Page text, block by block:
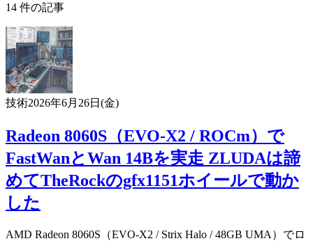
14 件の記事
技術2026年6月26日(金)
Radeon 8060S（EVO-X2 / ROCm）で
FastWanとWan 14Bを実走 ZLUDAは諦
めてTheRockのgfx1151ホイールで動か
した
AMD Radeon 8060S（EVO-X2 / Strix Halo / 48GB UMA）でロ